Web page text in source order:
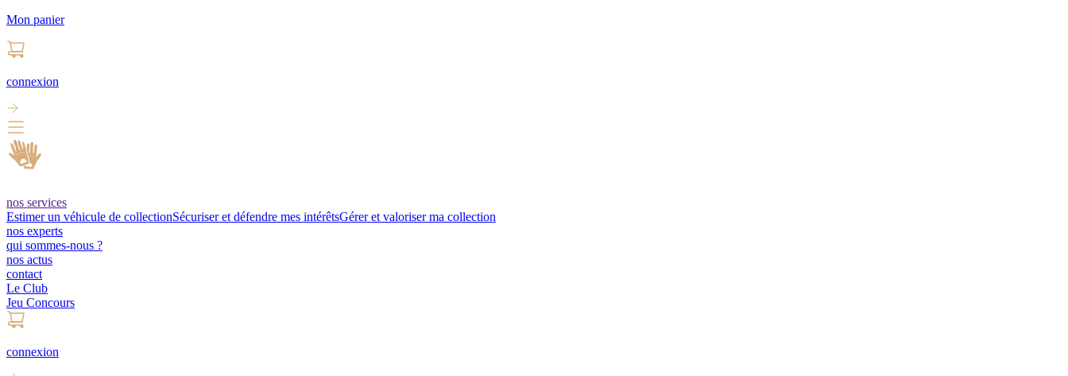
Mon panier
connexion
nos services
Estimer un véhicule de collectionSécuriser et défendre mes intérêtsGérer et valoriser ma collection
nos experts
qui sommes-nous ?
nos actus
contact
Le Club
Jeu Concours
connexion